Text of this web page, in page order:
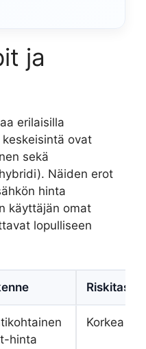
ja
erilaisilla
ovat
sekä
Näiden erot
hinta
käyttäjän omat
lopulliseen
Riskitaso
hinta
Korkea